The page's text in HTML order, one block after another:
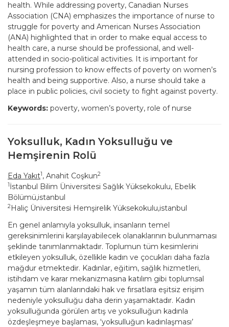
health. While addressing poverty, Canadian Nurses
Association (CNA) emphasizes the importance of nurse to
struggle for poverty and American Nurses Association
(ANA) highlighted that in order to make equal access to
health care, a nurse should be professional, and well-
attended in socio-political activities. It is important for
nursing profession to know effects of poverty on women’s
health and being supportive. Also, a nurse should take a
place in public policies, civil society to fight against poverty.
Keywords: poverty, women’s poverty, role of nurse
Yoksulluk, Kadın Yoksulluğu ve
Hemşirenin Rolü
Eda Yakıt1, Anahit Coşkun2
1İstanbul Bilim Üniversitesi Sağlık Yüksekokulu, Ebelik
Bölümü,istanbul
2Haliç Üniversitesi Hemşirelik Yüksekokulu,istanbul
En genel anlamıyla yoksulluk, insanların temel
gereksinimlerini karşılayabilecek olanaklarının bulunmaması
şeklinde tanımlanmaktadır. Toplumun tüm kesimlerini
etkileyen yoksulluk, özellikle kadın ve çocukları daha fazla
mağdur etmektedir. Kadınlar, eğitim, sağlık hizmetleri,
istihdam ve karar mekanizmasına katılım gibi toplumsal
yaşamın tüm alanlarındaki hak ve fırsatlara eşitsiz erişim
nedeniyle yoksulluğu daha derin yaşamaktadır. Kadın
yoksulluğunda görülen artış ve yoksulluğun kadınla
özdeşleşmeye başlaması, ‘yoksulluğun kadınlaşması’